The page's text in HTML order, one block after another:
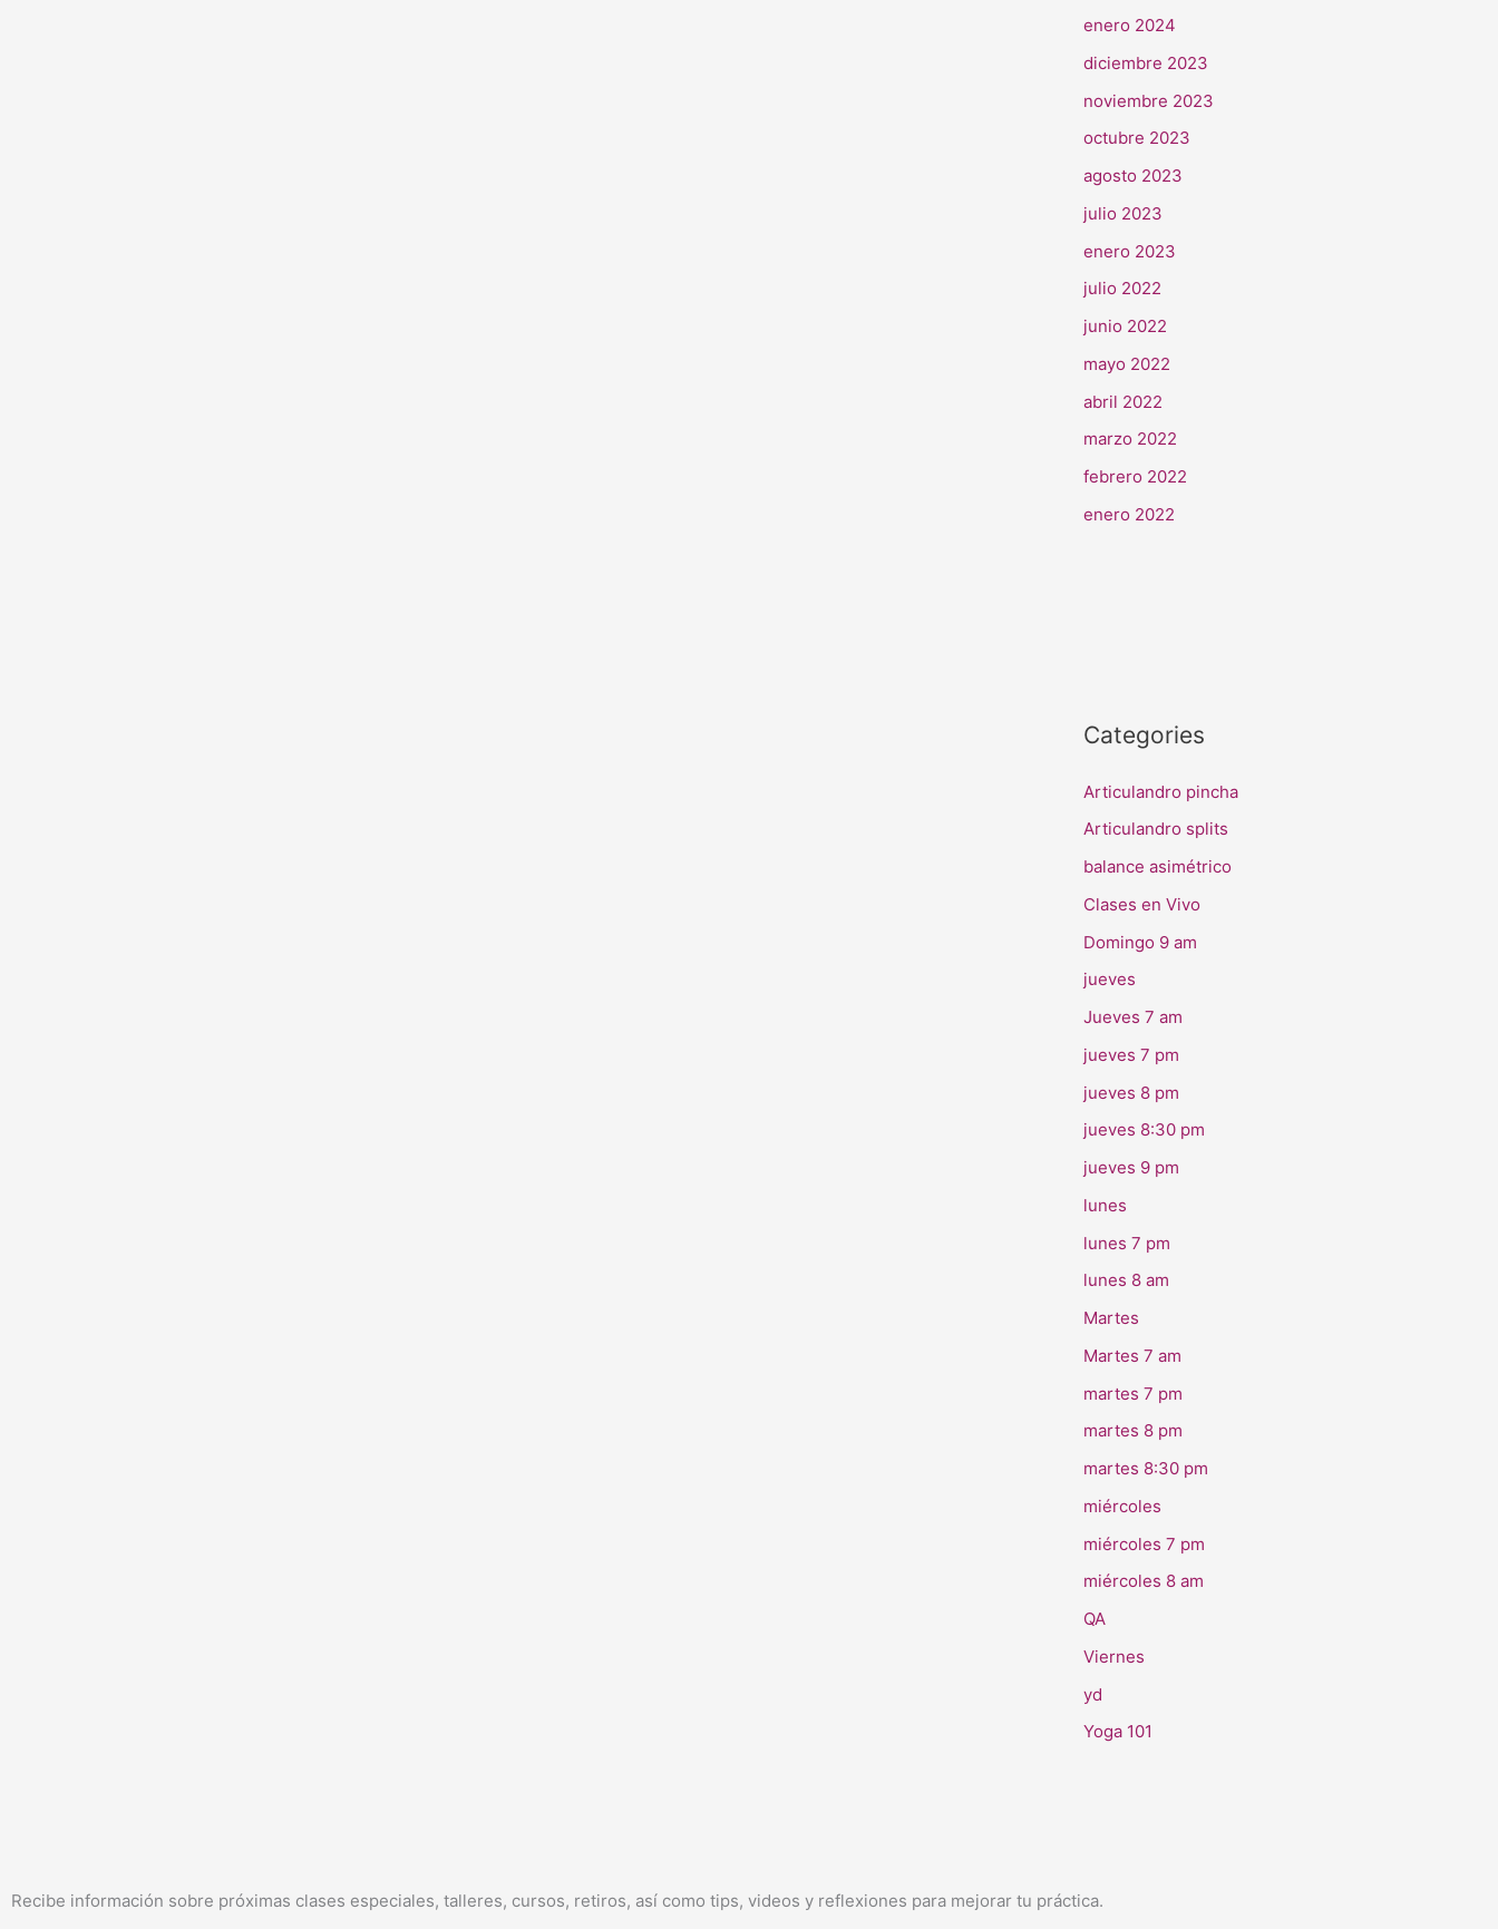
enero 2024
diciembre 2023
noviembre 2023
octubre 2023
agosto 2023
julio 2023
enero 2023
julio 2022
junio 2022
mayo 2022
abril 2022
marzo 2022
febrero 2022
enero 2022
Categories
Articulandro pincha
Articulandro splits
balance asimétrico
Clases en Vivo
Domingo 9 am
jueves
Jueves 7 am
jueves 7 pm
jueves 8 pm
jueves 8:30 pm
jueves 9 pm
lunes
lunes 7 pm
lunes 8 am
Martes
Martes 7 am
martes 7 pm
martes 8 pm
martes 8:30 pm
miércoles
miércoles 7 pm
miércoles 8 am
QA
Viernes
yd
Yoga 101
Recibe información sobre próximas clases especiales, talleres, cursos, retiros, así como tips, videos y reflexiones para mejorar tu práctica.